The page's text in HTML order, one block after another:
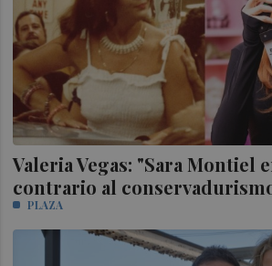
Valeria Vegas: "Sara Montiel
contrario al
PLAZA